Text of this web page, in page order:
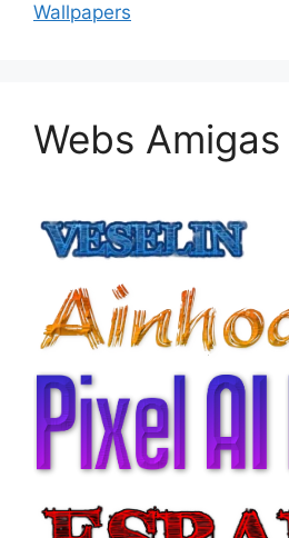
Wallpapers
Webs Amigas